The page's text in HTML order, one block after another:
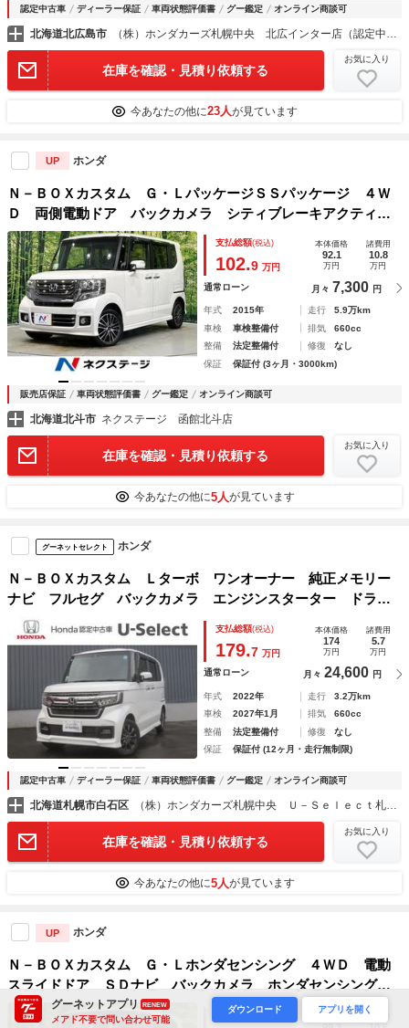
認定中古車 ディーラー保証 車両状態評価書 グー鑑定 オンライン商談可
北海道北広島市
在庫を確認・見積り依頼する
お気に入り
今あなたの他に23人が見ています
UP ホンダ
Ｎ－ＢＯＸカスタム Ｇ・ＬパッケージＳＳパッケージ ４Ｗ
Ｄ 両側電動ドア バックカメラ シティブレーキアクティブ
システム 禁煙車 ドラレコ スマートキー シートヒータ
ー ＨＩＤヘッド オートライト オートエアコン ＣＤ １
５インチアルミホイール
支払総額(税込)
102.9 万円
本体価格
92.1
万円
諸費用
10.8
万円
通常ローン 月々 7,300 円
年式 2015年 走行
5.9万km
車検
車検整備付 排気
660cc
整備
法定整備付 修復
なし
保証
保証付 (3ヶ月・3000km)
販売店保証 車両状態評価書 グー鑑定 オンライン商談可
北海道北斗市 ネクステージ 函館北斗店
在庫を確認・見積り依頼する
お気に入り
今あなたの他に5人が見ています
グーネットセレクト ホンダ
Ｎ－ＢＯＸカスタム Ｌターボ ワンオーナー 純正メモリー
ナビ フルセグ バックカメラ エンジンスターター ドライ
ブレコーダー 電動スライドドア シートヒーター ソナー
ＤＶＤ再生可能 １オーナー車 地デジ ブレーキサポート
支払総額(税込)
179.7 万円
本体価格
174
万円
諸費用
5.7
万円
通常ローン 月々 24,600 円
年式 2022年 走行
3.2万km
車検
2027年1月 排気
660cc
整備
法定整備付 修復
なし
保証
保証付 (12ヶ月・走行無制限)
認定中古車 ディーラー保証 車両状態評価書 グー鑑定 オンライン商談可
北海道札幌市白石区 （株）ホンダカーズ札幌中央 Ｕ－Ｓｅｌｅｃｔ札幌東
在庫を確認・見積り依頼する
お気に入り
今あなたの他に5人が見ています
UP ホンダ
Ｎ－ＢＯＸカスタム Ｇ・Ｌホンダセンシング ４ＷＤ 電動
スライドドア ＳＤナビ バックカメラ ホンダセンシング
レーダークルーズ ドラレコ コーナーセンサー スマートキ
支払総額 (税込) 本体価格 諸費用
グーネットアプリ RENEW
メアド不要で問い合わせ可能
ダウンロード アプリを開く